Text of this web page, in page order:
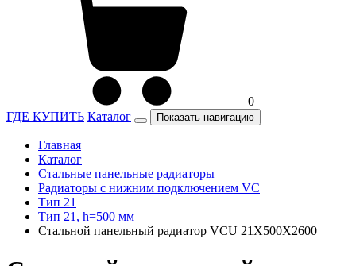
0
ГДЕ КУПИТЬ Каталог Показать навигацию
Главная
Каталог
Стальные панельные радиаторы
Радиаторы c нижним подключением VC
Тип 21
Тип 21, h=500 мм
Стальной панельный радиатор VCU 21Х500X2600